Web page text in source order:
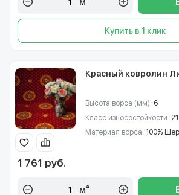
Купить в 1 клик
Красный ковролин
Высота ворса (мм): 6
Класс износостойкости: 21
Материал ворса: 100%
1 761 руб.
м²